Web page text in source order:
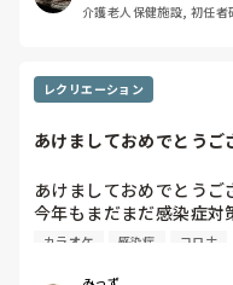
介護老人保健施設, 初任者
レクリエーション
あけましておめでとうご
あけましておめでとうご
今年もまだまだ感染症対
そこで、お聞きしたい
カラオケ 感染症 コロナ